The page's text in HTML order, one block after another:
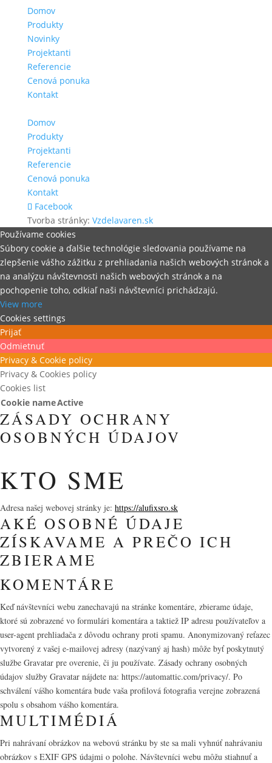
Domov
Produkty
Novinky
Projektanti
Referencie
Cenová ponuka
Kontakt
Domov
Produkty
Projektanti
Referencie
Cenová ponuka
Kontakt
Facebook
Tvorba stránky: Vzdelavaren.sk
Používame cookies
Súbory cookie a ďalšie technológie sledovania používame na
zlepšenie vášho zážitku z prehliadania našich webových stránok a
na analýzu návštevnosti našich webových stránok a na
pochopenie toho, odkiaľ naši návštevníci prichádzajú.
View more
Cookies settings
Prijať
Odmietnuť
Privacy & Cookie policy
Privacy & Cookies policy
Cookies list
Cookie nameActive
ZÁSADY OCHRANY
OSOBNÝCH ÚDAJOV
KTO SME
Adresa našej webovej stránky je: https://alufixsro.sk
AKÉ OSOBNÉ ÚDAJE
ZÍSKAVAME A PREČO ICH
ZBIERAME
KOMENTÁRE
Keď návštevníci webu zanechavajú na stránke komentáre, zbierame údaje,
ktoré sú zobrazené vo formulári komentára a taktiež IP adresu používateľov a
user-agent prehliadača z dôvodu ochrany proti spamu. Anonymizovaný reťazec
vytvorený z vašej e-mailovej adresy (nazývaný aj hash) môže byť poskytnutý
službe Gravatar pre overenie, či ju používate. Zásady ochrany osobných
údajov služby Gravatar nájdete na: https://automattic.com/privacy/. Po
schválení vášho komentára bude vaša profilová fotografia verejne zobrazená
spolu s obsahom vášho komentára.
MULTIMÉDIÁ
Pri nahrávaní obrázkov na webovú stránku by ste sa mali vyhnúť nahrávaniu
obrázkov s EXIF GPS údajmi o polohe. Návštevníci webu môžu stiahnuť a